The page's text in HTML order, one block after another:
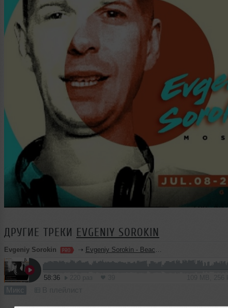
ДРУГИЕ ТРЕКИ EVGENIY SOROKIN
Evgeniy Sorokin ➝ Evgeniy Sorokin - BeachGrooves Sessions 185
58:36
Микс